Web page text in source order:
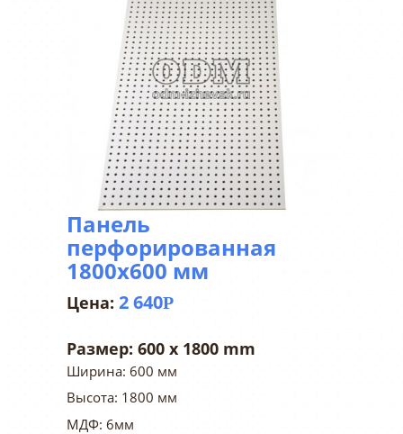
Панель
перфорированная
1800х600 мм
2 640Р
Размер: 600 x 1800 mm
Ширина: 600 мм
Высота: 1800 мм
МДФ: 6мм